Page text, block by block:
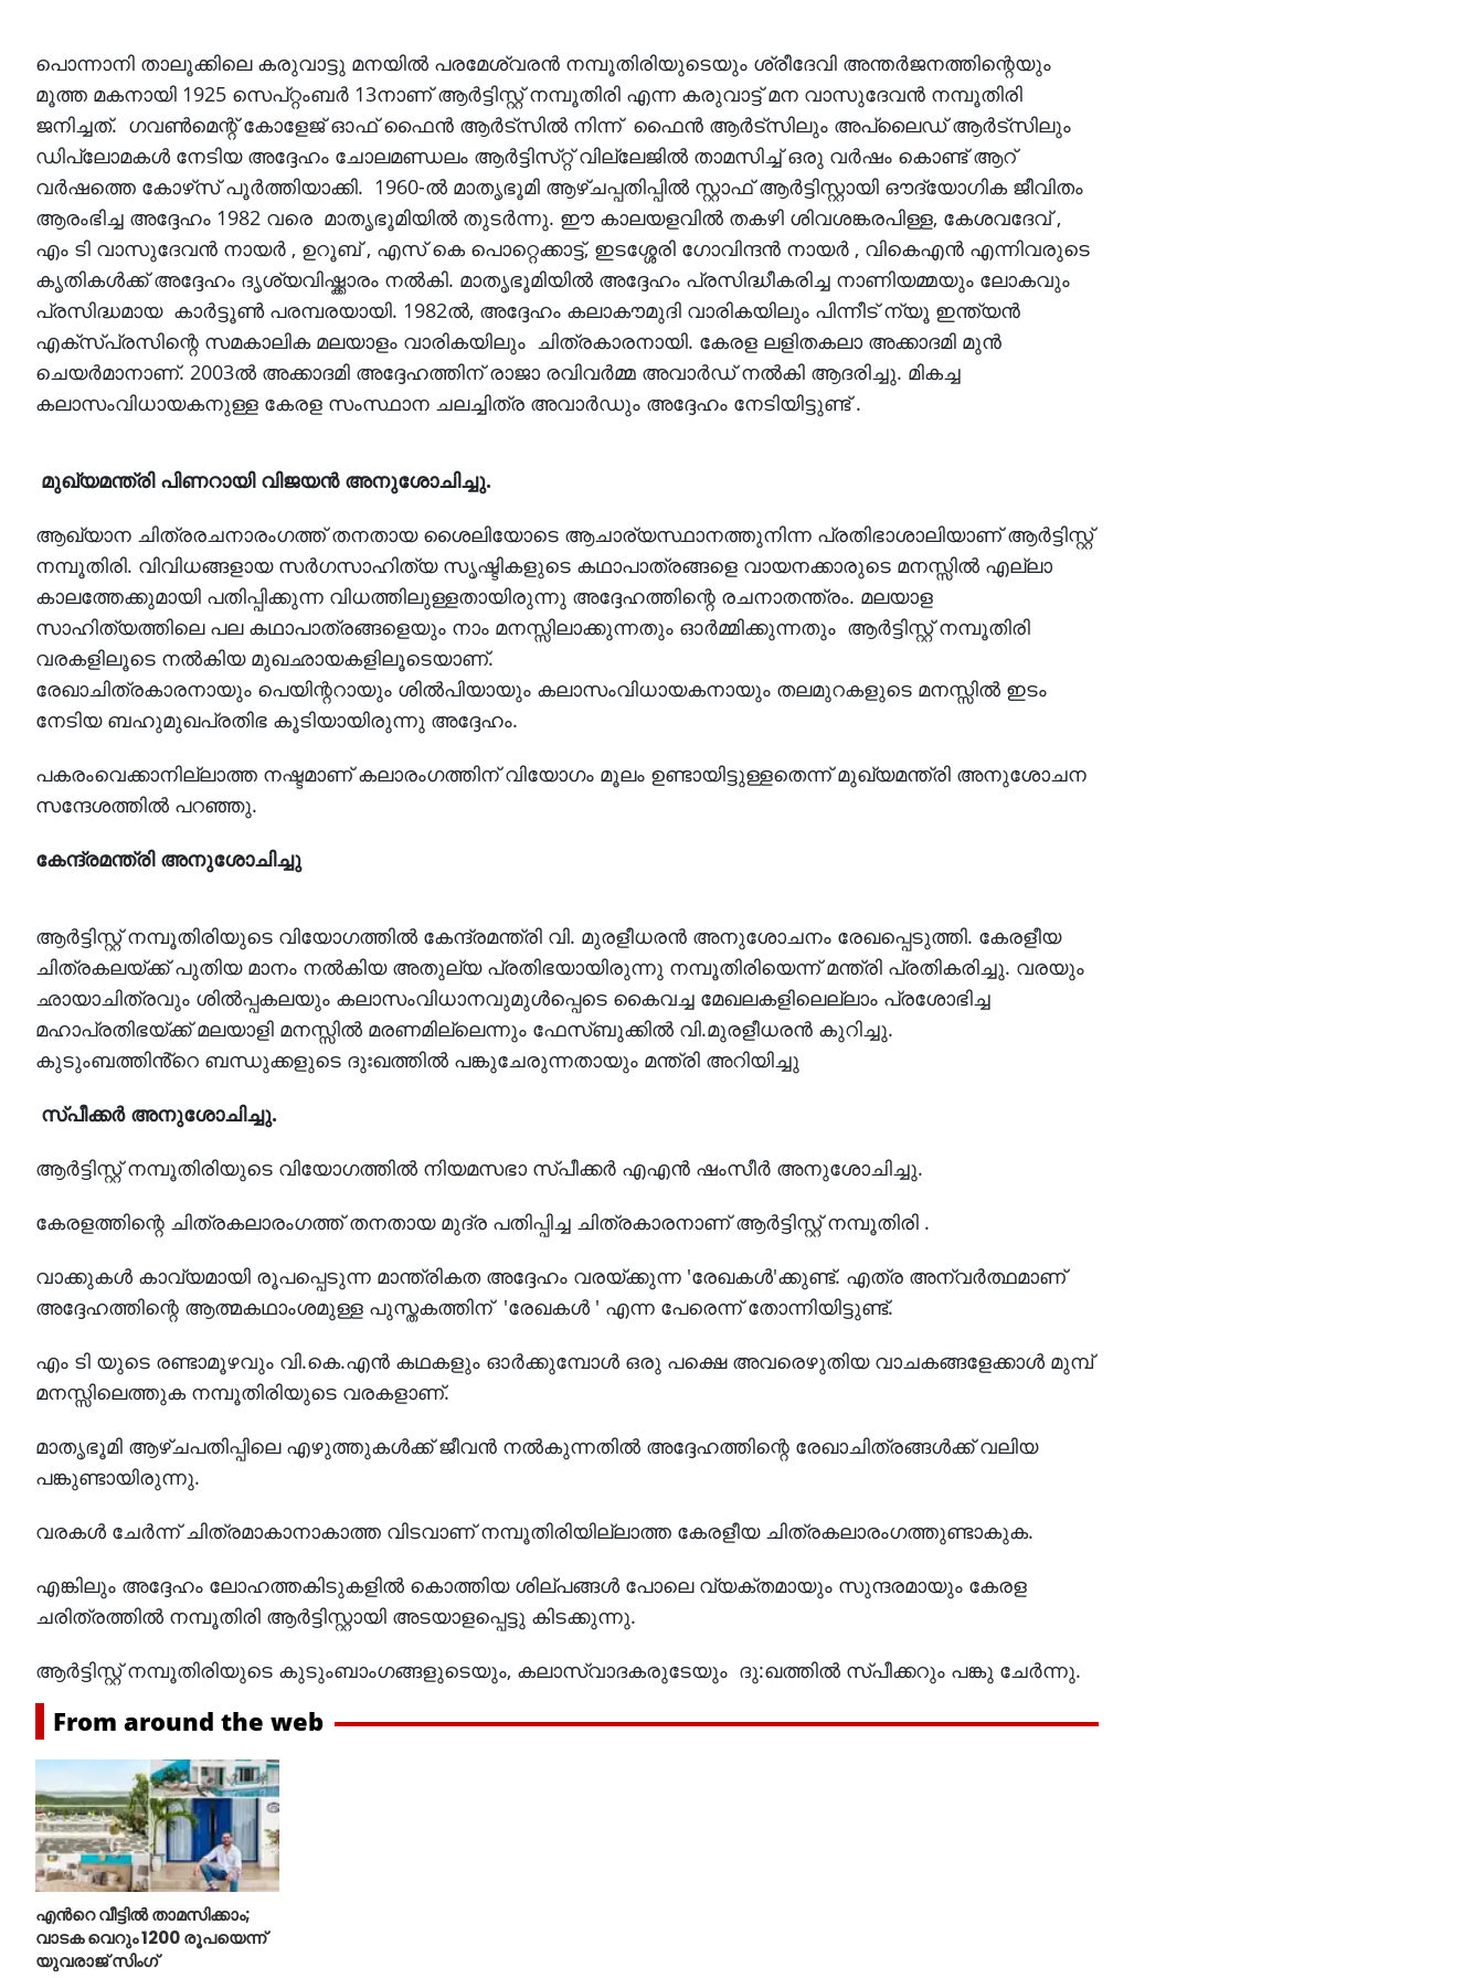
പൊന്നാനി താലൂക്കിലെ കരുവാട്ടു മനയിൽ പരമേശ്വരൻ നമ്പൂതിരിയുടെയും ശ്രീദേവി അന്തർജനത്തിന്റെയും
മൂത്ത മകനായി 1925 സെപ്റ്റംബർ 13നാണ് ആർട്ടിസ്റ്റ് നമ്പൂതിരി എന്ന കരുവാട്ട് മന വാസുദേവൻ നമ്പൂതിരി
ജനിച്ചത്. ഗവൺമെന്റ് കോളേജ് ഓഫ് ഫൈൻ ആർട്‌സിൽ നിന്ന് ഫൈൻ ആർട്‌സിലും അപ്ലൈഡ് ആർട്‌സിലും
ഡിപ്ലോമകൾ നേടിയ അദ്ദേഹം ചോലമണ്ഡലം ആർട്ടിസ്‌റ്റ് വില്ലേജിൽ താമസിച്ച് ഒരു വർഷം കൊണ്ട് ആറ്
വർഷത്തെ കോഴ്‌സ് പൂർത്തിയാക്കി. 1960-ൽ മാതൃഭൂമി ആഴ്ചപ്പതിപ്പിൽ സ്റ്റാഫ് ആർട്ടിസ്റ്റായി ഔദ്യോഗിക ജീവിതം
ആരംഭിച്ച അദ്ദേഹം 1982 വരെ മാതൃഭൂമിയിൽ തുടർന്നു. ഈ കാലയളവിൽ തകഴി ശിവശങ്കരപിള്ള, കേശവദേവ് ,
എം ടി വാസുദേവൻ നായർ , ഉറൂബ് , എസ് കെ പൊറ്റെക്കാട്ട്, ഇടശ്ശേരി ഗോവിന്ദൻ നായർ , വികെഎൻ എന്നിവരുടെ
കൃതികൾക്ക് അദ്ദേഹം ദൃശ്യവിഷ്ക്കാരം നൽകി. മാതൃഭൂമിയിൽ അദ്ദേഹം പ്രസിദ്ധീകരിച്ച നാണിയമ്മയും ലോകവും
പ്രസിദ്ധമായ കാർട്ടൂൺ പരമ്പരയായി. 1982ൽ, അദ്ദേഹം കലാകൗമുദി വാരികയിലും പിന്നീട് ന്യൂ ഇന്ത്യൻ
എക്സ്പ്രസിന്റെ സമകാലിക മലയാളം വാരികയിലും ചിത്രകാരനായി. കേരള ലളിതകലാ അക്കാദമി മുൻ
ചെയർമാനാണ്. 2003ൽ അക്കാദമി അദ്ദേഹത്തിന് രാജാ രവിവർമ്മ അവാർഡ് നൽകി ആദരിച്ചു. മികച്ച
കലാസംവിധായകനുള്ള കേരള സംസ്ഥാന ചലച്ചിത്ര അവാർഡും അദ്ദേഹം നേടിയിട്ടുണ്ട് .
മുഖ്യമന്ത്രി പിണറായി വിജയൻ അനുശോചിച്ചു.
ആഖ്യാന ചിത്രരചനാരംഗത്ത് തനതായ ശൈലിയോടെ ആചാര്യസ്ഥാനത്തുനിന്ന പ്രതിഭാശാലിയാണ് ആർട്ടിസ്റ്റ്
നമ്പൂതിരി. വിവിധങ്ങളായ സർഗസാഹിത്യ സൃഷ്ടികളുടെ കഥാപാത്രങ്ങളെ വായനക്കാരുടെ മനസ്സിൽ എല്ലാ
കാലത്തേക്കുമായി പതിപ്പിക്കുന്ന വിധത്തിലുള്ളതായിരുന്നു അദ്ദേഹത്തിന്റെ രചനാതന്ത്രം. മലയാള
സാഹിത്യത്തിലെ പല കഥാപാത്രങ്ങളെയും നാം മനസ്സിലാക്കുന്നതും ഓർമ്മിക്കുന്നതും ആർട്ടിസ്റ്റ് നമ്പൂതിരി
വരകളിലൂടെ നൽകിയ മുഖഛായകളിലൂടെയാണ്.
രേഖാചിത്രകാരനായും പെയിന്ററായും ശിൽപിയായും കലാസംവിധായകനായും തലമുറകളുടെ മനസ്സിൽ ഇടം
നേടിയ ബഹുമുഖപ്രതിഭ കൂടിയായിരുന്നു അദ്ദേഹം.
പകരംവെക്കാനില്ലാത്ത നഷ്ടമാണ് കലാരംഗത്തിന് വിയോഗം മൂലം ഉണ്ടായിട്ടുള്ളതെന്ന് മുഖ്യമന്ത്രി അനുശോചന
സന്ദേശത്തിൽ പറഞ്ഞു.
കേന്ദ്രമന്ത്രി അനുശോചിച്ചു
ആർട്ടിസ്റ്റ് നമ്പൂതിരിയുടെ വിയോഗത്തിൽ കേന്ദ്രമന്ത്രി വി. മുരളീധരൻ അനുശോചനം രേഖപ്പെടുത്തി. കേരളീയ
ചിത്രകലയ്ക്ക് പുതിയ മാനം നൽകിയ അതുല്യ പ്രതിഭയായിരുന്നു നമ്പൂതിരിയെന്ന് മന്ത്രി പ്രതികരിച്ചു. വരയും
ഛായാചിത്രവും ശിൽപ്പകലയും കലാസംവിധാനവുമുൾപ്പെടെ കൈവച്ച മേഖലകളിലെല്ലാം പ്രശോഭിച്ച
മഹാപ്രതിഭയ്ക്ക് മലയാളി മനസ്സിൽ മരണമില്ലെന്നും ഫേസ്ബുക്കിൽ വി.മുരളീധരൻ കുറിച്ചു.
കുടുംബത്തിൻ്റെ ബന്ധുക്കളുടെ ദുഃഖത്തിൽ പങ്കുചേരുന്നതായും മന്ത്രി അറിയിച്ചു
സ്പീക്കർ അനുശോചിച്ചു.
ആർട്ടിസ്റ്റ് നമ്പൂതിരിയുടെ വിയോഗത്തിൽ നിയമസഭാ സ്പീക്കർ എഎൻ ഷംസീർ അനുശോചിച്ചു.
കേരളത്തിന്റെ ചിത്രകലാരംഗത്ത് തനതായ മുദ്ര പതിപ്പിച്ച ചിത്രകാരനാണ് ആർട്ടിസ്റ്റ് നമ്പൂതിരി .
വാക്കുകൾ കാവ്യമായി രൂപപ്പെടുന്ന മാന്ത്രികത അദ്ദേഹം വരയ്ക്കുന്ന 'രേഖകൾ'ക്കുണ്ട്. എത്ര അന്വർത്ഥമാണ്
അദ്ദേഹത്തിന്റെ ആത്മകഥാംശമുള്ള പുസ്തകത്തിന് 'രേഖകൾ ' എന്ന പേരെന്ന് തോന്നിയിട്ടുണ്ട്.
എം ടി യുടെ രണ്ടാമൂഴവും വി.കെ.എൻ കഥകളും ഓർക്കുമ്പോൾ ഒരു പക്ഷെ അവരെഴുതിയ വാചകങ്ങളേക്കാൾ മുമ്പ്
മനസ്സിലെത്തുക നമ്പൂതിരിയുടെ വരകളാണ്.
മാതൃഭൂമി ആഴ്ചപതിപ്പിലെ എഴുത്തുകൾക്ക് ജീവൻ നൽകുന്നതിൽ അദ്ദേഹത്തിന്റെ രേഖാചിത്രങ്ങൾക്ക് വലിയ
പങ്കുണ്ടായിരുന്നു.
വരകൾ ചേർന്ന് ചിത്രമാകാനാകാത്ത വിടവാണ് നമ്പൂതിരിയില്ലാത്ത കേരളീയ ചിത്രകലാരംഗത്തുണ്ടാകുക.
എങ്കിലും അദ്ദേഹം ലോഹത്തകിടുകളിൽ കൊത്തിയ ശില്പങ്ങൾ പോലെ വ്യക്തമായും സുന്ദരമായും കേരള
ചരിത്രത്തിൽ നമ്പൂതിരി ആർട്ടിസ്റ്റായി അടയാളപ്പെട്ടു കിടക്കുന്നു.
ആർട്ടിസ്റ്റ് നമ്പൂതിരിയുടെ കുടുംബാംഗങ്ങളുടെയും, കലാസ്വാദകരുടേയും ദു:ഖത്തിൽ സ്പീക്കറും പങ്കു ചേർന്നു.
From around the web
എന്‍റെ വീട്ടില്‍ താമസിക്കാം;
വാടക വെറും 1200 രൂപയെന്ന്
യുവരാജ് സിംഗ്